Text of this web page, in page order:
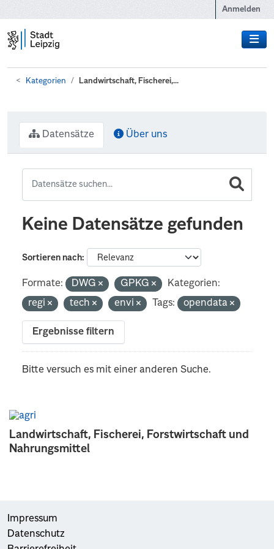
Anmelden
Kategorien Landwirtschaft, Fischerei,...
Landwirtschaft, Fischerei, Forstwirtschaft und
Nahrungsmittel
Datensätze Über uns
Keine Datensätze gefunden
Sortieren nach
Formate: DWG GPKG
Kategorien:
regi
tech envi Tags: opendata
Ergebnisse filtern
Bitte versuch es mit einer anderen Suche.
Impressum
Datenschutz